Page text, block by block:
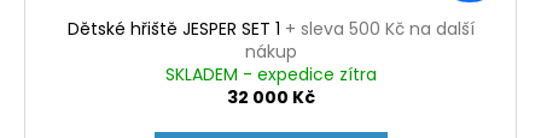
Dětské hřiště JESPER SET 1 + sleva 500 Kč na další
nákup
SKLADEM - expedice zítra
32 000 Kč